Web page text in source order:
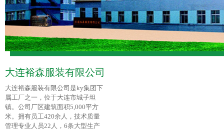
大连裕森服装有限公司
大连裕森服装有限公司是ky集团下
属工厂之一，位于大连市城子坦
镇。公司厂区建筑面积5,000平方
米。拥有员工420余人，技术质量
管理专业人员22人，6条大型生产